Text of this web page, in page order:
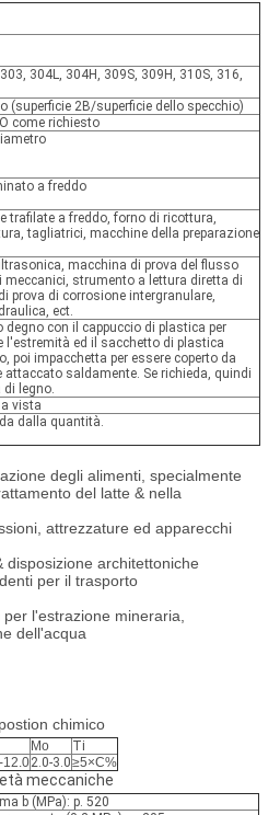
304L, 304H, 309S, 309H, 310S, 316,
(superficie 2B/superficie dello specchio)
come richiesto
a freddo
trafilate a freddo, forno di ricottura,
tagliatrici, macchine della preparazione
macchina di prova del flusso
meccanici, strumento a lettura diretta di
prova di corrosione intergranulare,
ect.
degno con il cappuccio di plastica per
l'estremità ed il sacchetto di plastica
poi impacchetta per essere coperto da
attaccato saldamente. Se richieda, quindi
legno.
vista
dalla quantità.
degli alimenti, specialmente
del latte & nella
attrezzature ed apparecchi
disposizione architettoniche
per il trasporto
l'estrazione mineraria,
dell'acqua
chimico
Mo
Ti
12.02.0-3.0≥5×C%
meccaniche
b (MPa): p. 520